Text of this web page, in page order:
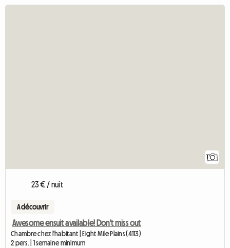
1
23 € / nuit
A découvrir
Awesome ensuit available! Don't miss out
Chambre chez l'habitant | Eight Mile Plains (4113)
2 pers. | 1 semaine minimum